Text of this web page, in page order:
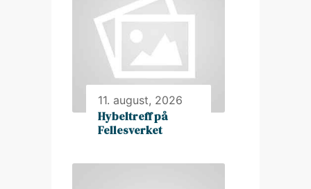
11. august, 2026
Hybeltreff på
Fellesverket